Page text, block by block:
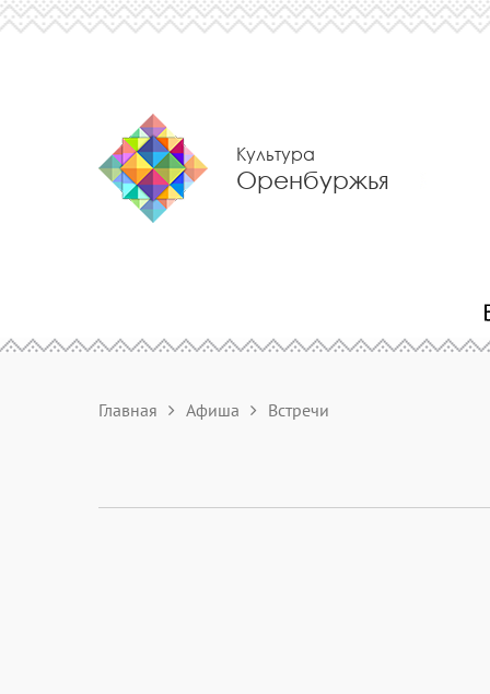
Культура
Оренбуржья
Главная Афиша Встречи